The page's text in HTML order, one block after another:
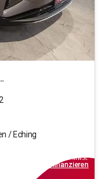
/ Eching
inkl.MwSt.
finanzieren